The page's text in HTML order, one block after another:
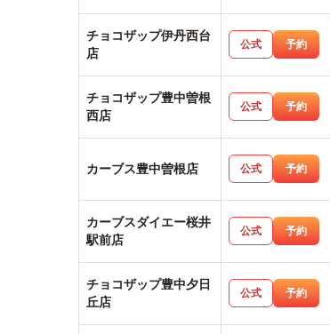
チョコザップ伊丹西台
店
公式 予約
チョコザップ豊中曽根
西店
公式 予約
カーブス豊中曽根店 公式 予約
カーブスダイエー桜井
駅前店
公式 予約
チョコザップ豊中夕日
丘店
公式 予約